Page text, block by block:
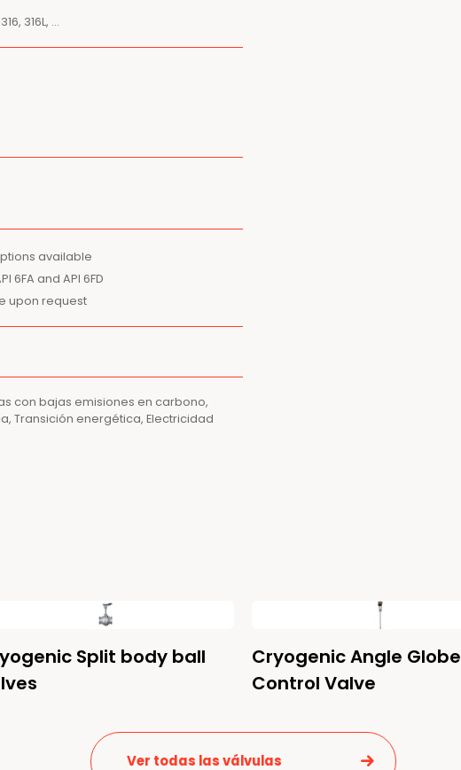
316L, …
available
6FA and API 6FD
upon request
con bajas emisiones en carbono,
Transición energética, Electricidad
Split body ball
Cryogenic Angle Globe
Control Valve
Ver todas las válvulas